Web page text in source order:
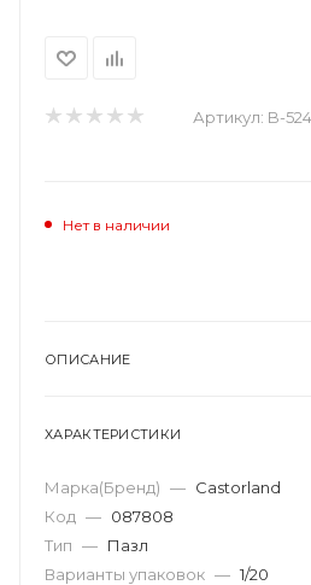
Артикул: B-
Нет в наличии
ОПИСАНИЕ
ХАРАКТЕРИСТИКИ
Марка(Бренд) — Castorland
Код — 087808
Тип — Пазл
Варианты упаковок — 1/20